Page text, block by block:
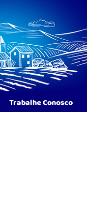
Trabalhe Conosco